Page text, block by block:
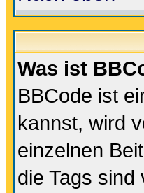
Was ist
BBCode ist
kannst, wird
einzelnen
die Tags